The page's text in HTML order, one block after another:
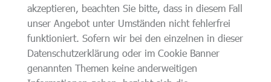
akzeptieren, beachten Sie bitte, dass in diesem Fall
unser Angebot unter Umständen nicht fehlerfrei
funktioniert. Sofern wir bei den einzelnen in dieser
Datenschutzerklärung oder im Cookie Banner
genannten Themen keine anderweitigen